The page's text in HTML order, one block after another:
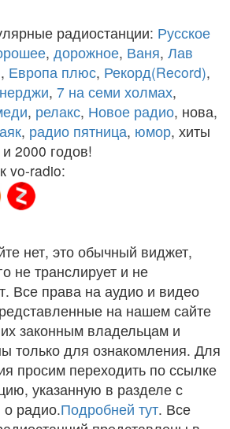
радиостанции: Русское
, дорожное, Ваня, Лав
, Европа плюс, Рекорд(Record),
, 7 на семи холмах,
, релакс, Новое радио, нова,
, радио пятница, юмор, хиты
2000 годов!
vo-radio:
нет, это обычный виджет,
не транслирует и не
Все права на аудио и видео
на нашем сайте
законным владельцам и
только для ознакомления. Для
просим переходить по ссылке
указанную в разделе с
радио.Подробней тут. Все